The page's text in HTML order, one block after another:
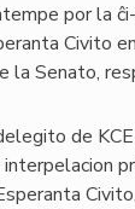
por la
Civito
la Senato,
de